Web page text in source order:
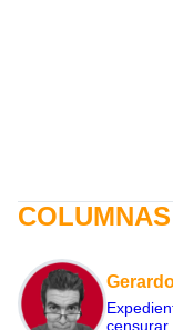
COLUMNAS